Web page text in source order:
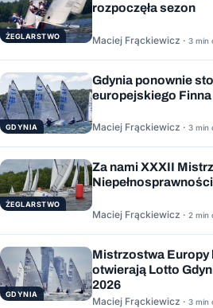
ŻEGLARSTWO
rozpoczęła sezon
Maciej Frąckiewicz · 3 min
GDYNIA
Gdynia ponownie
europejskiego Finna
Maciej Frąckiewicz · 3 min
ŻEGLARSTWO
Za nami XXXII
Maciej Frąckiewicz · 2 min
GDYNIA
Mistrzostwa Europy
otwierają Lotto
2026
Maciej Frąckiewicz · 3 min